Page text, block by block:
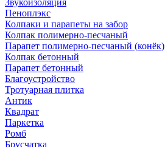
Звукоизоляция
Пеноплэкс
Колпаки и парапеты на забор
Колпак полимерно-песчаный
Парапет полимерно-песчаный (конёк)
Колпак бетонный
Парапет бетонный
Благоустройство
Тротуарная плитка
Антик
Квадрат
Паркетка
Ромб
Брусчатка